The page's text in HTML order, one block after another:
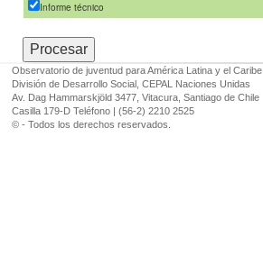
Informe técnico
Observatorio de juventud para América Latina y el Caribe
División de Desarrollo Social, CEPAL Naciones Unidas
Av. Dag Hammarskjöld 3477, Vitacura, Santiago de Chile
Casilla 179-D Teléfono | (56-2) 2210 2525
© - Todos los derechos reservados.